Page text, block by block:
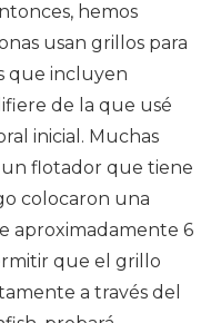
hemos
usan grillos para
que incluyen
de la que usé
inicial. Muchas
flotador que tiene
colocaron una
aproximadamente 6
que el grillo
a través del